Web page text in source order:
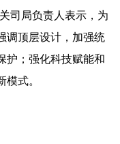
司局负责人表示，为
调顶层设计，加强统
护；强化科技赋能和
式。